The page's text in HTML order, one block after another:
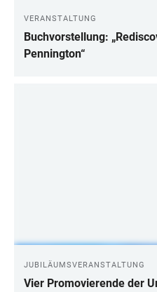
VERANSTALTUNG
Buchvorstellung:
Pennington“
JUBILÄUMSVERANSTALTUNG
Vier Promovierende der